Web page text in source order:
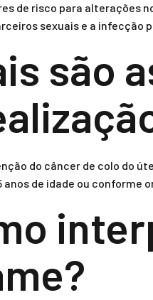
de risco para alterações
sexuais e a infecção
são
do câncer de colo do
anos de idade ou conforme